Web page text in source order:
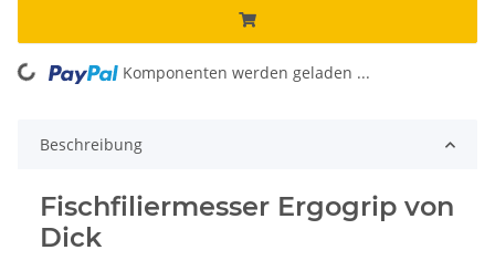
Loading... Komponenten werden geladen ...
Beschreibung
Fischfiliermesser Ergogrip von
Dick